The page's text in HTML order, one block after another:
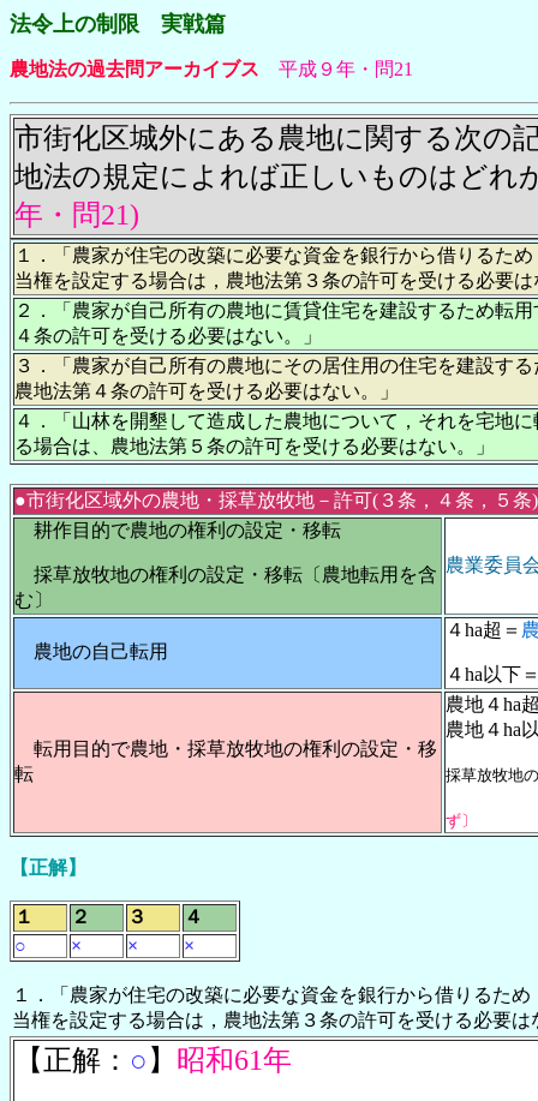
法令上の制限 実戦篇
農地法の過去問アーカイブス 平成９年・問21
市街化区城外にある農地に関する次の
地法の規定によれば正しいものはどれ
年・問21)
１．「農家が住宅の改築に必要な資金を銀行から借りるた
当権を設定する場合は，農地法第３条の許可を受ける必要
２．「農家が自己所有の農地に賃貸住宅を建設するため転
４条の許可を受ける必要はない。
」
３．「農家が自己所有の農地にその居住用の住宅を建設す
農地法第４条の許可を受ける必要はない。」
４．「山林を開墾して造成した農地について，それを宅地
る場合は、農地法第５条の許可を受ける必要はない。」
●市街化区域外の農地・採草放牧地－許可(３条，４条，５条)
耕作目的で農地の権利の設定・移転
採草放牧地の権利の設定・移転〔農地転用を含
む〕
農業委員
農地の自己転用
４ha超＝
４ha以下
転用目的で農地・採草放牧地の権利の設定・移
転
農地４ha
農地４ha
採草放牧地
ず〕
【正解】
１ ２ ３
４
○
× × ×
１．「農家が住宅の改築に必要な資金を銀行から借りるた
当権を設定する場合は，農地法第３条の許可を受ける必要は
【正解： ○ 】 昭和61年